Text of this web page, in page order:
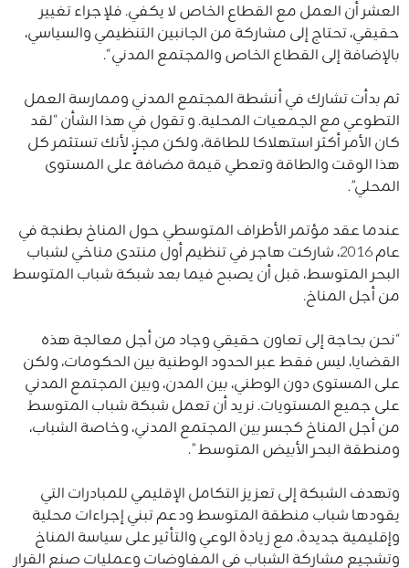
العشر أن العمل مع القطاع الخاص لا يكفي. فلإجراء تغيير
حقيقي، تحتاج إلى مشاركة من الجانبين التنظيمي والسياسي،
بالإضافة إلى القطاع الخاص والمجتمع المدني “.
ثم بدأت تشارك في أنشطة المجتمع المدني وممارسة العمل
التطوعي مع الجمعيات المحلية. و تقول في هذا الشأن “لقد
كان الأمر أكثر استهلاكا للطاقة، ولكن مجزٍ، لأنك تستثمر كل
هذا الوقت والطاقة وتعطي قيمة مضافة على المستوى
المحلي”.
عندما عقد مؤتمر الأطراف المتوسطي حول المناخ بطنجة في
عام 2016، شاركت هاجر في تنظيم أول منتدى مناخي لشباب
البحر المتوسط، قبل أن يصبح فيما بعد شبكة شباب المتوسط
من أجل المناخ.
“نحن بحاجة إلى تعاون حقيقي وجاد من أجل معالجة هذه
القضايا، ليس فقط عبر الحدود الوطنية بين الحكومات، ولكن
على المستوى دون الوطني، بين المدن، وبين المجتمع المدني
على جميع المستويات. نريد أن تعمل شبكة شباب المتوسط
من أجل المناخ كجسر بين المجتمع المدني، وخاصة الشباب،
ومنطقة البحر الأبيض المتوسط ​​”.
وتهدف الشبكة إلى تعزيز التكامل الإقليمي للمبادرات التي
يقودها شباب منطقة المتوسط ​​ودعم تبني إجراءات محلية
وإقليمية جديدة، مع زيادة الوعي والتأثير على سياسة المناخ
وتشجيع مشاركة الشباب في المفاوضات وعمليات صنع القرار